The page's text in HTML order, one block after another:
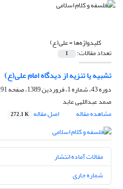
کلیدواژه‌ها =علی(ع)
تعداد مقالات: 1
تشبیه یا تنزیه از دیدگاه امام علی(ع)
دوره 43، شماره 1، فروردین 1389، صفحه
91-117
صمد عبداللهی عابد
مشاهده مقاله
اصل مقاله 272.1 K
مقالات آماده انتشار
شماره جاری